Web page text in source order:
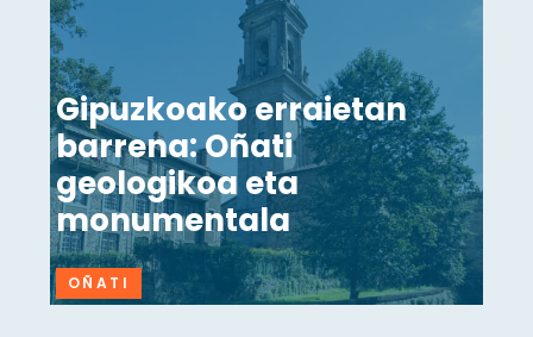
Gipuzkoako erraietan
barrena: Oñati
geologikoa eta
monumentala
OÑATI